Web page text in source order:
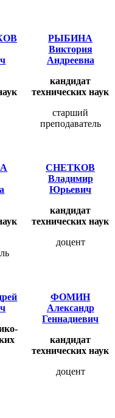
РЫБИНА
Виктория
Андреевна
кандидат
технических наук
старший
преподаватель
СНЕТКОВ
Владимир
Юрьевич
кандидат
технических наук
доцент
ФОМИН
Александр
Геннадиевич
кандидат
технических наук
доцент